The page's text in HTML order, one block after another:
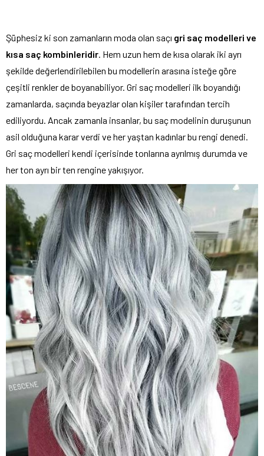
Şüphesiz ki son zamanların moda olan saçı gri saç modelleri ve
kısa saç kombinleridir. Hem uzun hem de kısa olarak iki ayrı
şekilde değerlendirilebilen bu modellerin arasına isteğe göre
çeşitli renkler de boyanabiliyor. Gri saç modelleri ilk boyandığı
zamanlarda, saçında beyazlar olan kişiler tarafından tercih
ediliyordu. Ancak zamanla insanlar, bu saç modelinin duruşunun
asil olduğuna karar verdi ve her yaştan kadınlar bu rengi denedi.
Gri saç modelleri kendi içerisinde tonlarına ayrılmış durumda ve
her ton ayrı bir ten rengine yakışıyor.